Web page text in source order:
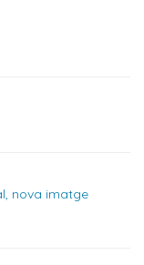
nova imatge